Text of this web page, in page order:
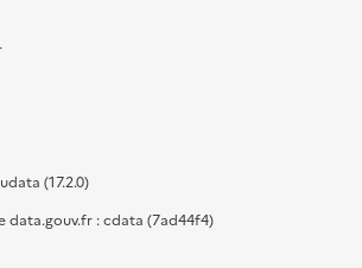
(17.2.0)
data.gouv.fr : cdata (7ad44f4)